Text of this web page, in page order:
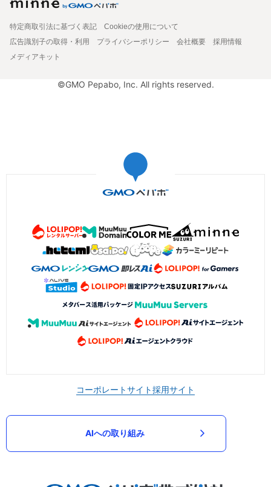
特定商取引法に基づく表記
Cookieの使用について
広告識別子の取得・利用
プライバシーポリシー 会社概要
採用情報
メディアキット
©GMO Pepabo, Inc. All rights reserved.
コーポレートサイト採用サイト
AIへの取り組み